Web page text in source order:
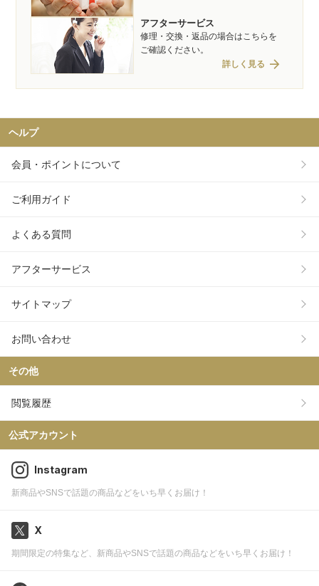
アフターサービス
修理・交換・返品の場合はこちらを
ご確認ください。
詳しく見る arrow_forward
ヘルプ
会員・ポイントについて
ご利用ガイド
よくある質問
アフターサービス
サイトマップ
お問い合わせ
その他
閲覧履歴
公式アカウント
Instagram
新商品やSNSで話題の商品などをいち早くお届け！
X
期間限定の特集など、新商品やSNSで話題の商品などをいち早くお届け！